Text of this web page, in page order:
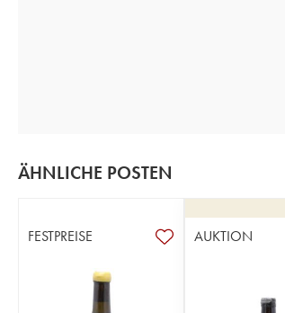
ÄHNLICHE POSTEN
FESTPREISE AUKTION